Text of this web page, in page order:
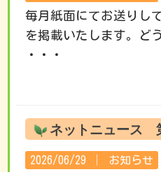
毎月紙面にてお送りし
を掲載いたします。ど
・・・
ネットニュース
2026/06/29 │ お知らせ